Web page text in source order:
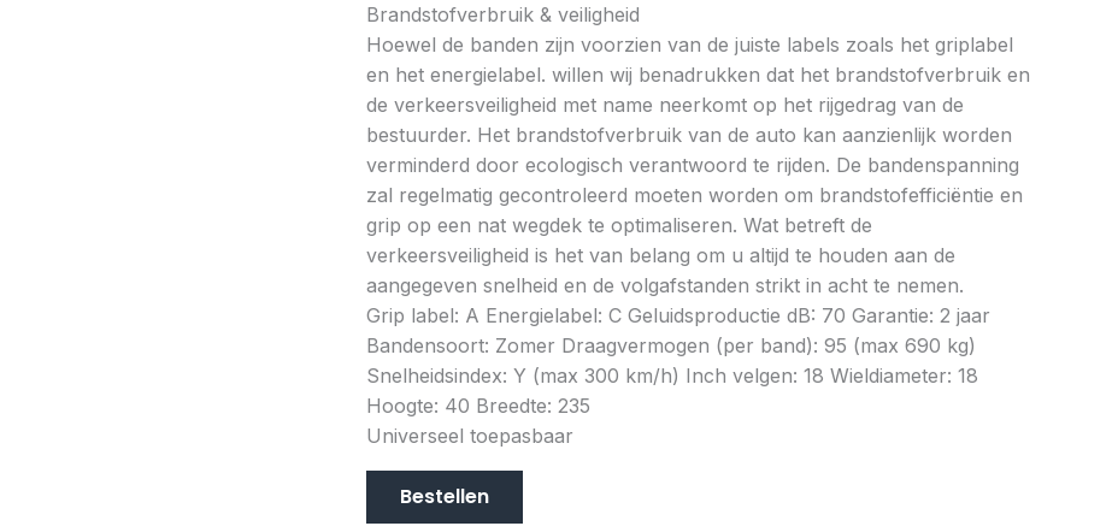
Brandstofverbruik & veiligheid
Hoewel de banden zijn voorzien van de juiste labels zoals het griplabel
en het energielabel. willen wij benadrukken dat het brandstofverbruik en
de verkeersveiligheid met name neerkomt op het rijgedrag van de
bestuurder. Het brandstofverbruik van de auto kan aanzienlijk worden
verminderd door ecologisch verantwoord te rijden. De bandenspanning
zal regelmatig gecontroleerd moeten worden om brandstofefficiëntie en
grip op een nat wegdek te optimaliseren. Wat betreft de
verkeersveiligheid is het van belang om u altijd te houden aan de
aangegeven snelheid en de volgafstanden strikt in acht te nemen.
Grip label: A Energielabel: C Geluidsproductie dB: 70 Garantie: 2 jaar
Bandensoort: Zomer Draagvermogen (per band): 95 (max 690 kg)
Snelheidsindex: Y (max 300 km/h) Inch velgen: 18 Wieldiameter: 18
Hoogte: 40 Breedte: 235
Universeel toepasbaar
Bestellen